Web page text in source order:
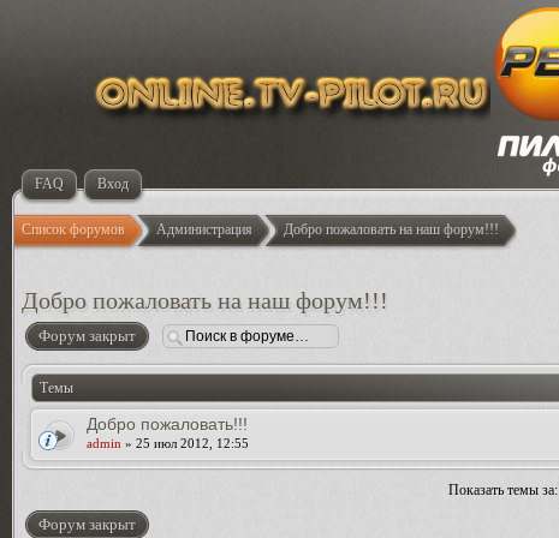
FAQ Вход
Список форумов Администрация Добро пожаловать на наш форум!!!
Добро пожаловать на наш форум!!!
Форум закрыт
Темы
Добро пожаловать!!!
admin » 25 июл 2012, 12:55
Показать темы за:
Форум закрыт